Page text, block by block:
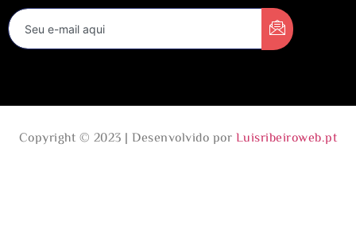
Copyright © 2023 | Desenvolvido por Luisribeiroweb.pt